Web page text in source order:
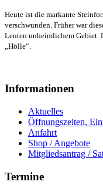
Heute ist die markante
verschwunden. Früher war
Leuten unheimlichem Gebiet.
„Hölle“.
Informationen
Aktuelles
Öffnungszeiten,
Anfahrt
Shop / Angebote
Mitgliedsantrag /
Termine